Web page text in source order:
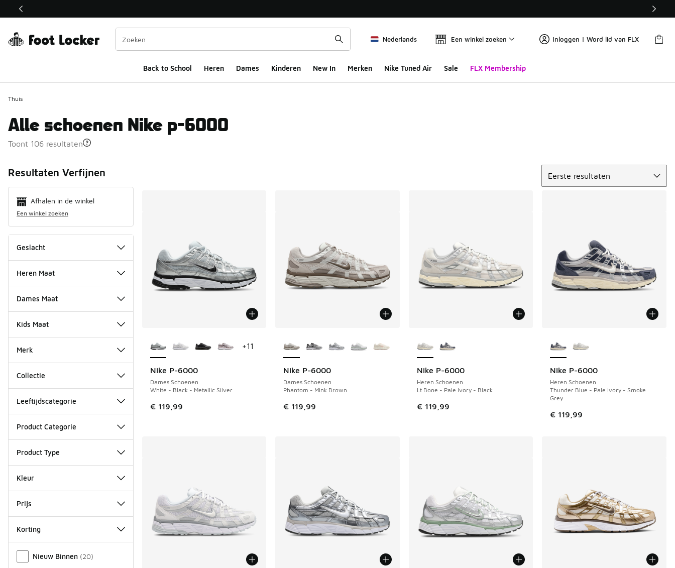
Deze link wordt geopend in een nieuw venster
Nederlands Een winkel zoeken Inloggen | Word lid van FLX
Back to School Heren Dames Kinderen New In Merken Nike Tuned Air Sale FLX Membership
Thuis
Alle schoenen Nike p-6000
Toont 106 resultaten
Resultaten Verfijnen
Afhalen in de winkel
Een winkel zoeken
Geslacht
Heren Maat
Dames Maat
Kids Maat
Merk
Collectie
Leeftijdscategorie
Product Categorie
Product Type
Kleur
Prijs
Korting
Nieuw Binnen (20)
Eerste resultaten
Nike P-6000
Dames Schoenen
White - Black - Metallic Silver
€ 119,99
+11
Nike P-6000
Dames Schoenen
Phantom - Mink Brown
€ 119,99
Nike P-6000
Heren Schoenen
Lt Bone - Pale Ivory - Black
€ 119,99
Nike P-6000
Heren Schoenen
Thunder Blue - Pale Ivory - Smoke
Grey
€ 119,99